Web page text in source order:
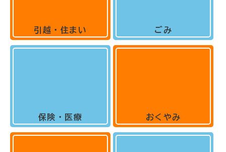
引越・住まい
保険・医療
ごみ
おくやみ